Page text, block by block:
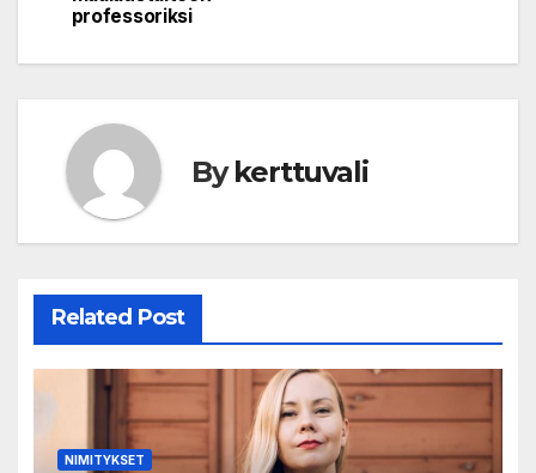
professoriksi
Bykerttuvali
Related Post
NIMITYKSET